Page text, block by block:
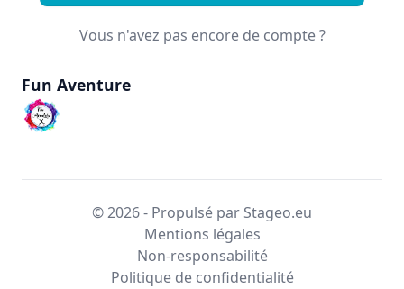
Vous n'avez pas encore de compte ?
Fun Aventure
© 2026 - Propulsé par Stageo.eu
Mentions légales
Non-responsabilité
Politique de confidentialité